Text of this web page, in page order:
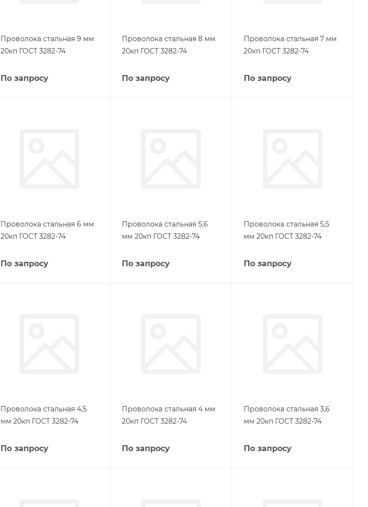
Проволока стальная 9 мм
20кп ГОСТ 3282-74
По запросу
Проволока стальная 8 мм
20кп ГОСТ 3282-74
По запросу
Проволока стальная 7 мм
20кп ГОСТ 3282-74
По запросу
Проволока стальная 6 мм
20кп ГОСТ 3282-74
По запросу
Проволока стальная 5,6
мм 20кп ГОСТ 3282-74
По запросу
Проволока стальная 5,5
мм 20кп ГОСТ 3282-74
По запросу
Проволока стальная 4,5
мм 20кп ГОСТ 3282-74
По запросу
Проволока стальная 4 мм
20кп ГОСТ 3282-74
По запросу
Проволока стальная 3,6
мм 20кп ГОСТ 3282-74
По запросу